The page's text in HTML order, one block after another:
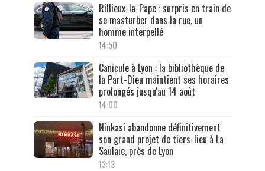
Rillieux-la-Pape : surpris en train de
se masturber dans la rue, un
homme interpellé
14:50
Canicule à Lyon : la bibliothèque de
la Part-Dieu maintient ses horaires
prolongés jusqu'au 14 août
14:00
Ninkasi abandonne définitivement
son grand projet de tiers-lieu à La
Saulaie, près de Lyon
13:13